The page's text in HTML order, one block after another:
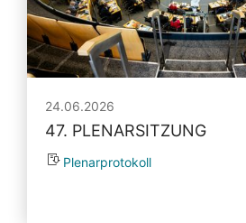
24.06.2026
47. PLENARSITZUNG
Plenarprotokoll